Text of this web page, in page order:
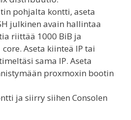
pohjalta kontti, aseta
julkinen avain hallintaa
riittää 1000 BiB ja
Aseta kiinteä IP tai
sama IP. Aseta
proxmoxin bootin
ja siirry siihen Consolen